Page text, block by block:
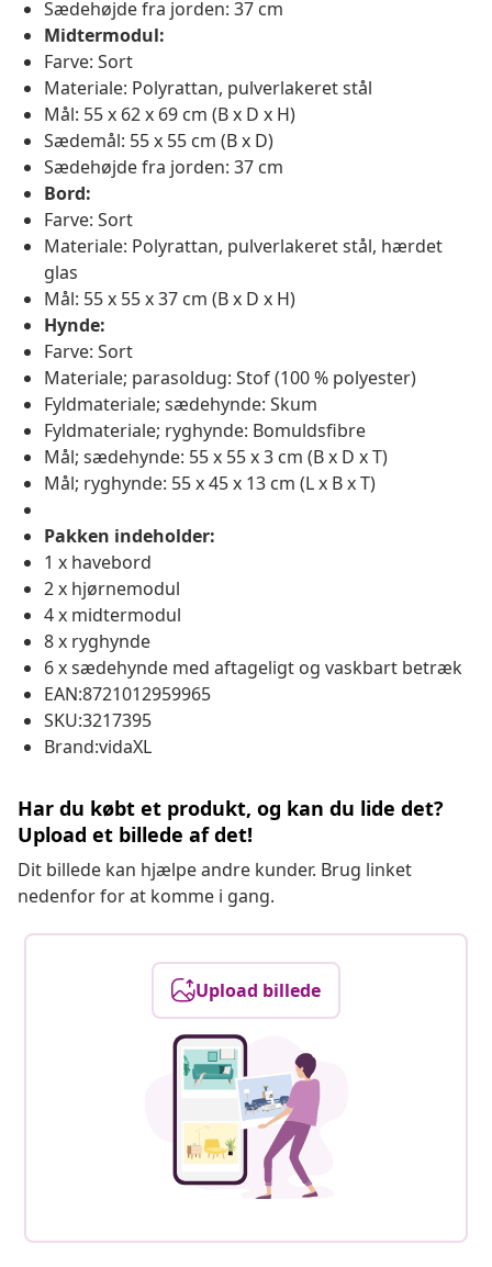
Sædehøjde fra jorden: 37 cm
Midtermodul:
Farve: Sort
Materiale: Polyrattan, pulverlakeret stål
Mål: 55 x 62 x 69 cm (B x D x H)
Sædemål: 55 x 55 cm (B x D)
Sædehøjde fra jorden: 37 cm
Bord:
Farve: Sort
Materiale: Polyrattan, pulverlakeret stål, hærdet
glas
Mål: 55 x 55 x 37 cm (B x D x H)
Hynde:
Farve: Sort
Materiale; parasoldug: Stof (100 % polyester)
Fyldmateriale; sædehynde: Skum
Fyldmateriale; ryghynde: Bomuldsfibre
Mål; sædehynde: 55 x 55 x 3 cm (B x D x T)
Mål; ryghynde: 55 x 45 x 13 cm (L x B x T)
Pakken indeholder:
1 x havebord
2 x hjørnemodul
4 x midtermodul
8 x ryghynde
6 x sædehynde med aftageligt og vaskbart betræk
EAN:8721012959965
SKU:3217395
Brand:vidaXL
Har du købt et produkt, og kan du lide det?
Upload et billede af det!
Dit billede kan hjælpe andre kunder. Brug linket
nedenfor for at komme i gang.
Upload billede